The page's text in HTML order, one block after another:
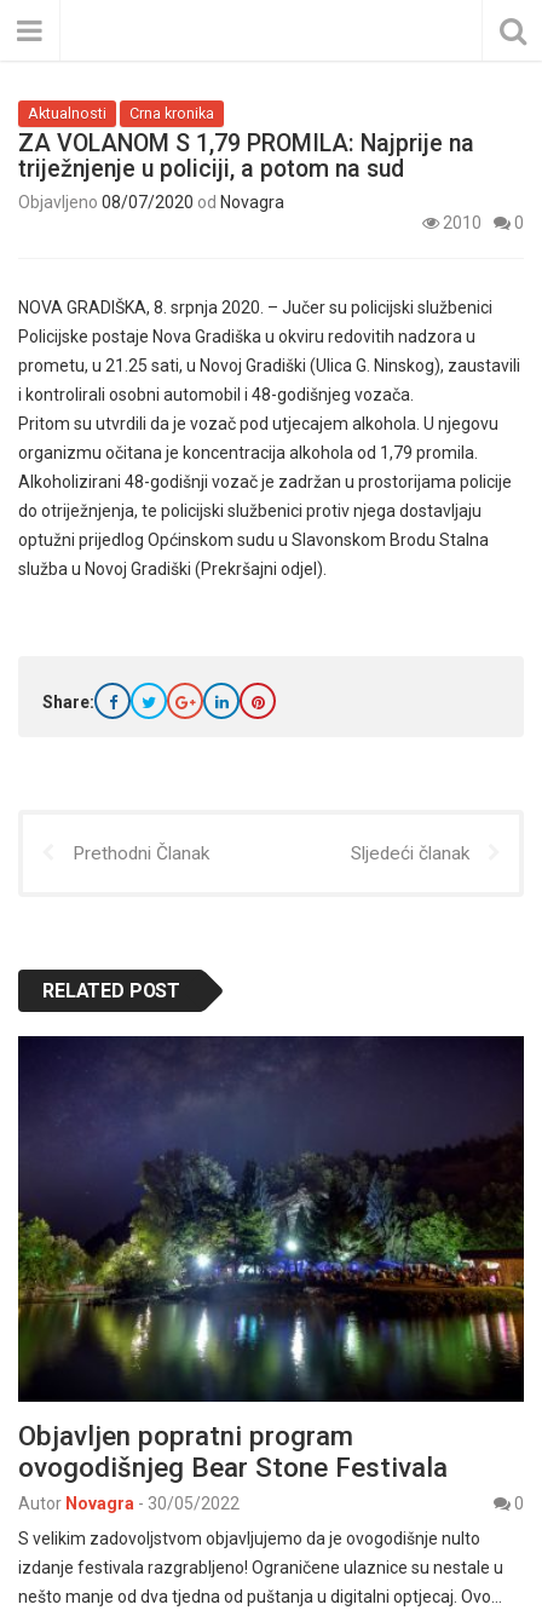
Aktualnosti Crna kronika
ZA VOLANOM S 1,79 PROMILA: Najprije na
triježnjenje u policiji, a potom na sud
Objavljeno 08/07/2020 od Novagra
2010
0
NOVA GRADIŠKA, 8. srpnja 2020. – Jučer su policijski službenici
Policijske postaje Nova Gradiška u okviru redovitih nadzora u
prometu, u 21.25 sati, u Novoj Gradiški (Ulica G. Ninskog), zaustavili
i kontrolirali osobni automobil i 48-godišnjeg vozača.
Pritom su utvrdili da je vozač pod utjecajem alkohola. U njegovu
organizmu očitana je koncentracija alkohola od 1,79 promila.
Alkoholizirani 48-godišnji vozač je zadržan u prostorijama policije
do otriježnjenja, te policijski službenici protiv njega dostavljaju
optužni prijedlog Općinskom sudu u Slavonskom Brodu Stalna
služba u Novoj Gradiški (Prekršajni odjel).
Share:
Prethodni Članak Sljedeći članak
RELATED POST
Objavljen popratni program
ovogodišnjeg Bear Stone Festivala
Autor Novagra - 30/05/2022
0
S velikim zadovoljstvom objavljujemo da je ovogodišnje nulto
izdanje festivala razgrabljeno! Ograničene ulaznice su nestale u
nešto manje od dva tjedna od puštanja u digitalni optjecaj. Ovo…